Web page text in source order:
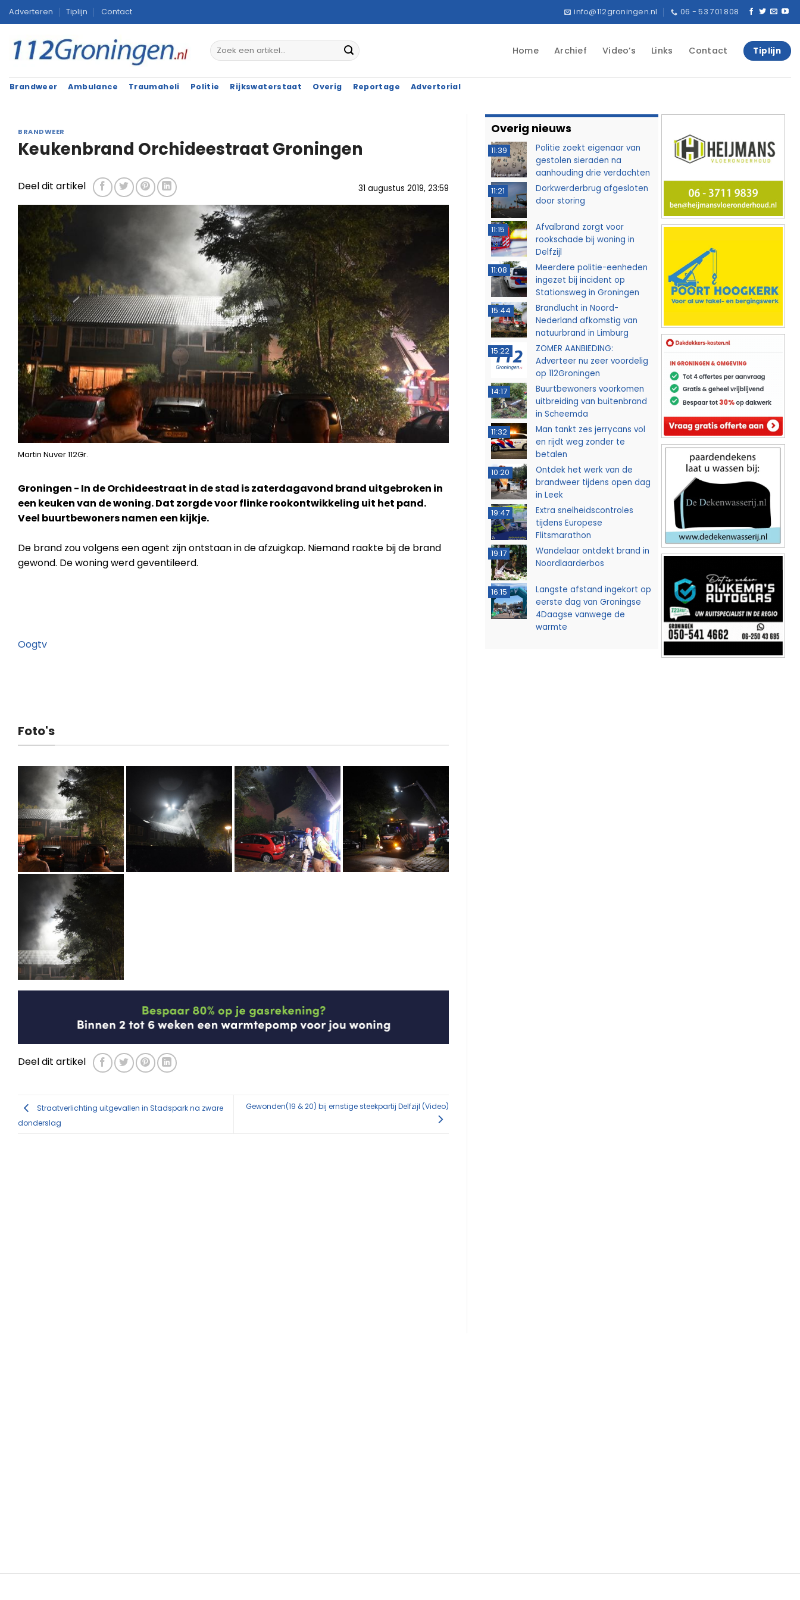
Ga
naar
inhoud
Adverteren Tiplijn Contact info@112groningen.nl 06 - 53 701 808
Home Archief Video’s Links Contact Tiplijn
Brandweer Ambulance Traumaheli Politie Rijkswaterstaat Overig Reportage Advertorial
BRANDWEER
Keukenbrand Orchideestraat Groningen
31 augustus 2019, 23:59
Deel dit artikel
Martin Nuver 112Gr.
Groningen - In de Orchideestraat in de stad is zaterdagavond brand uitgebroken in
een keuken van de woning. Dat zorgde voor flinke rookontwikkeling uit het pand.
Veel buurtbewoners namen een kijkje.
De brand zou volgens een agent zijn ontstaan in de afzuigkap. Niemand raakte bij de brand
gewond. De woning werd geventileerd.
Oogtv
Foto's
Deel dit artikel
Straatverlichting uitgevallen in Stadspark na zware
donderslag
Gewonden(19 & 20) bij ernstige steekpartij Delfzijl (Video)
Overig nieuws
11:39
Politie zoekt eigenaar van
gestolen sieraden na
aanhouding drie verdachten
11:21
Dorkwerderbrug afgesloten
door storing
11:15
Afvalbrand zorgt voor
rookschade bij woning in
Delfzijl
11:08
Meerdere politie-eenheden
ingezet bij incident op
Stationsweg in Groningen
15:44
Brandlucht in Noord-
Nederland afkomstig van
natuurbrand in Limburg
15:22
ZOMER AANBIEDING:
Adverteer nu zeer voordelig
op 112Groningen
14:17
Buurtbewoners voorkomen
uitbreiding van buitenbrand
in Scheemda
11:32
Man tankt zes jerrycans vol
en rijdt weg zonder te
betalen
10:20
Ontdek het werk van de
brandweer tijdens open dag
in Leek
19:47
Extra snelheidscontroles
tijdens Europese
Flitsmarathon
19:17
Wandelaar ontdekt brand in
Noordlaarderbos
16:15
Langste afstand ingekort op
eerste dag van Groningse
4Daagse vanwege de
warmte